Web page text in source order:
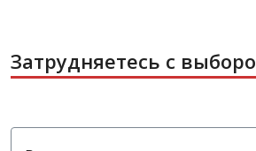
Затрудняетесь с